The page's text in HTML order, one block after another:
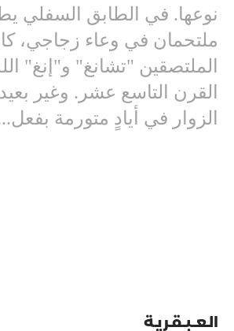
نوعها. في الطابق السفلي
ملتحمان في وعاء زجاجي،
الملتصقين "تشانغ" و"إنغ"
القرن التاسع عشر. وغير
الزوار في أيادٍ متورمة
الـعـــبــقـريـة